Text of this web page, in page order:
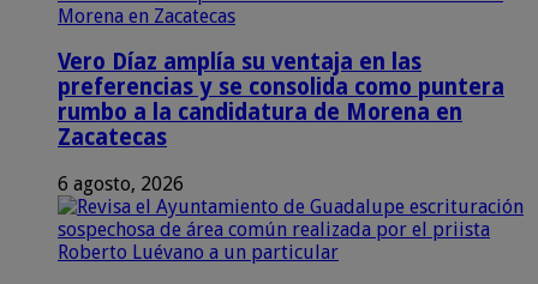
Vero Díaz amplía su ventaja en las
preferencias y se consolida como puntera
rumbo a la candidatura de Morena en
Zacatecas
6 agosto, 2026